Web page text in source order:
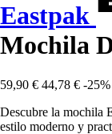
Eastpak
Mochila
59,90 € 44,78 € -25%
Descubre la mochila
estilo moderno y